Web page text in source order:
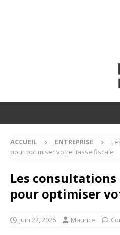
ACCUEIL ENTREPRISE
pour optimiser votre liasse fiscale
Les
pour optimiser
juin 22, 2026 Maurice